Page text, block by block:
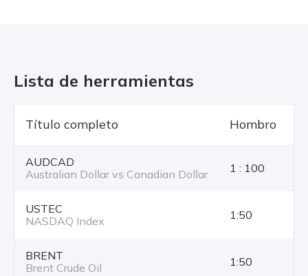
Lista de herramientas
Título completo Hombro
AUDCAD
Australian Dollar vs Canadian Dollar
1 : 100
USTEC
NASDAQ Index
1:50
BRENT
Brent Crude Oil
1:50